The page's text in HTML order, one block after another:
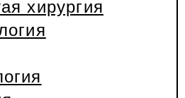
хирургия